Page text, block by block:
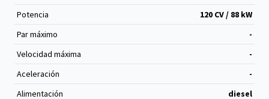
Potencia
120 CV / 88 kW
Par máximo
-
Velocidad máxima
-
Aceleración
-
Alimentación
diesel